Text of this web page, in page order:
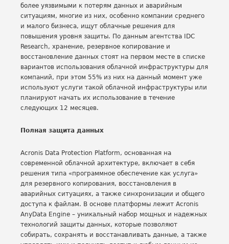
более уязвимыми к потерям данных и аварийным
ситуациям, многие из них, особенно компании среднего
и малого бизнеса, ищут облачные решения для
повышения уровня защиты. По данным агентства IDC
Research, хранение, резервное копирование и
восстановление данных стоят на первом месте в списке
вариантов использования облачной инфраструктуры для
компаний, при этом 55% из них на данный момент уже
используют услуги такой облачной инфраструктуры или
планируют начать их использование в течение
следующих 12 месяцев.
Полная защита данных
Acronis Data Protection Platform, основанная на
современной облачной архитектуре, включает в себя
решения типа «программное обеспечение как услуга»
для резервного копирования, восстановления в
аварийных ситуациях, а также синхронизации и общего
доступа к файлам. В основе платформы лежит Acronis
AnyData Engine – уникальный набор мощных и надежных
технологий защиты данных, которые позволяют
собирать, сохранять и восстанавливать данные, а также